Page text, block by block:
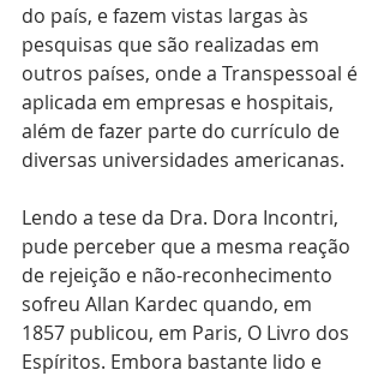
do país, e fazem vistas largas às
pesquisas que são realizadas em
outros países, onde a Transpessoal é
aplicada em empresas e hospitais,
além de fazer parte do currículo de
diversas universidades americanas.
Lendo a tese da Dra. Dora Incontri,
pude perceber que a mesma reação
de rejeição e não-reconhecimento
sofreu Allan Kardec quando, em
1857 publicou, em Paris, O Livro dos
Espíritos. Embora bastante lido e